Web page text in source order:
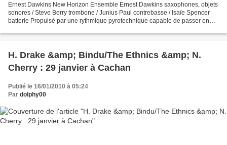
Ernest Dawkins New Horizon Ensemble Ernest Dawkins saxophones, objets
sonores / Steve Berry trombone / Junius Paul contrebasse / Isaïe Spencer
batterie Propulsé par une rythmique pyrotechnique capable de passer en
H. Drake &amp; Bindu/The Ethnics &amp; N.
Cherry : 29 janvier à Cachan
Publié le 16/01/2010 à 05:24
Par dolphy00